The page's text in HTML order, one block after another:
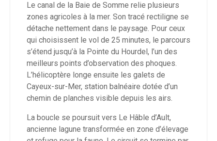
Le canal de la Baie de Somme relie plusieurs
zones agricoles à la mer. Son tracé rectiligne se
détache nettement dans le paysage. Pour ceux
qui choisissent le vol de 25 minutes, le parcours
s’étend jusqu’à la Pointe du Hourdel, l’un des
meilleurs points d’observation des phoques.
L’hélicoptère longe ensuite les galets de
Cayeux-sur-Mer, station balnéaire dotée d’un
chemin de planches visible depuis les airs.
La boucle se poursuit vers Le Hâble d’Ault,
ancienne lagune transformée en zone d’élevage